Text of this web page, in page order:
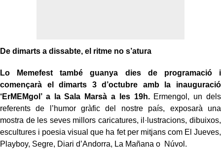
De dimarts a dissabte, el ritme no s’atura
Lo Memefest també guanya dies de programació i
començarà el dimarts 3 d’octubre amb la inauguració
‘ErMEMgol’ a la Sala Marsà a les 19h.Ermengol, un dels
referents de l’humor gràfic del nostre país, exposarà una
mostra de les seves millors caricatures, il·lustracions, dibuixos,
escultures i poesia visual que ha fet per mitjans com El Jueves,
Playboy, Segre, Diari d’Andorra, La Mañana o Núvol.